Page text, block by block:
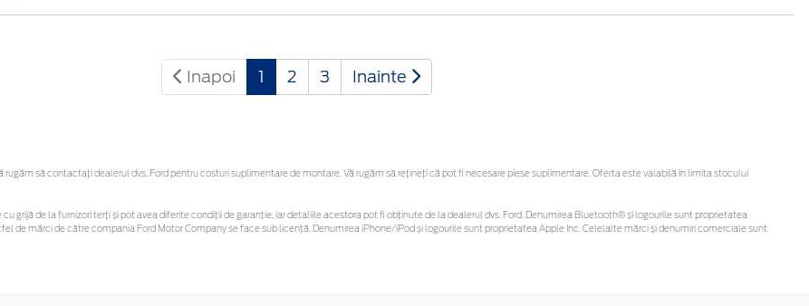
Inapoi 1 2 3 Inainte
rugăm să contactaţi dealerul dvs. Ford pentru costuri suplimentare de montare. Vă rugăm să rețineți că pot fi necesare piese suplimentare. Oferta este valabilă în limita stocului
grijă de la furnizori terți și pot avea diferite condiții de garanție, iar detaliile acestora pot fi obținute de la dealerul dvs. Ford. Denumirea Bluetooth® și logourile sunt proprietatea
de mărci de către compania Ford Motor Company se face sub licență. Denumirea iPhone/iPod și logourile sunt proprietatea Apple Inc. Celelalte mărci și denumiri comerciale sunt